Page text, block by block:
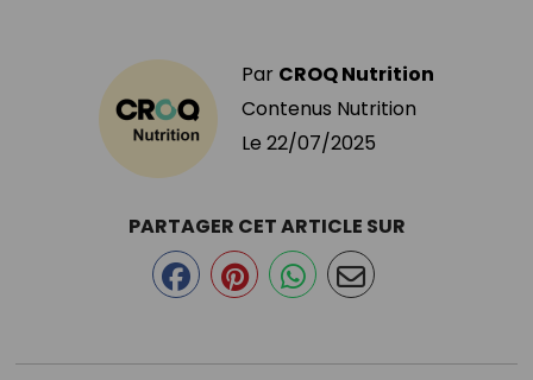
Par CROQ Nutrition
Contenus Nutrition
Le 22/07/2025
PARTAGER CET ARTICLE SUR